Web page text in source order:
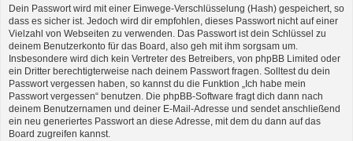
Dein Passwort wird mit einer Einwege-Verschlüsselung (Hash) gespeichert, so
dass es sicher ist. Jedoch wird dir empfohlen, dieses Passwort nicht auf einer
Vielzahl von Webseiten zu verwenden. Das Passwort ist dein Schlüssel zu
deinem Benutzerkonto für das Board, also geh mit ihm sorgsam um.
Insbesondere wird dich kein Vertreter des Betreibers, von phpBB Limited oder
ein Dritter berechtigterweise nach deinem Passwort fragen. Solltest du dein
Passwort vergessen haben, so kannst du die Funktion „Ich habe mein
Passwort vergessen“ benutzen. Die phpBB-Software fragt dich dann nach
deinem Benutzernamen und deiner E-Mail-Adresse und sendet anschließend
ein neu generiertes Passwort an diese Adresse, mit dem du dann auf das
Board zugreifen kannst.